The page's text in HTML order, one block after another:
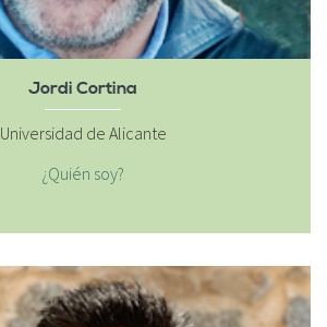
Jordi Cortina
Universidad de Alicante
¿Quién soy?